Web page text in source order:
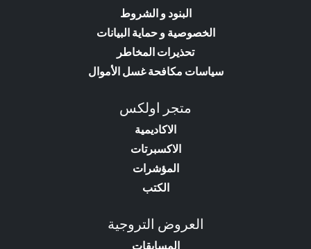
البنود و الشروط
الخصوصية و حماية البيانات
تحذيرات المخاطر
سياسات مكافحة غسل الأموال
متجر اولكس
الاكاديمية
الاكسبرتات
المؤشرات
الكتب
العروض التروجية
المسابقات